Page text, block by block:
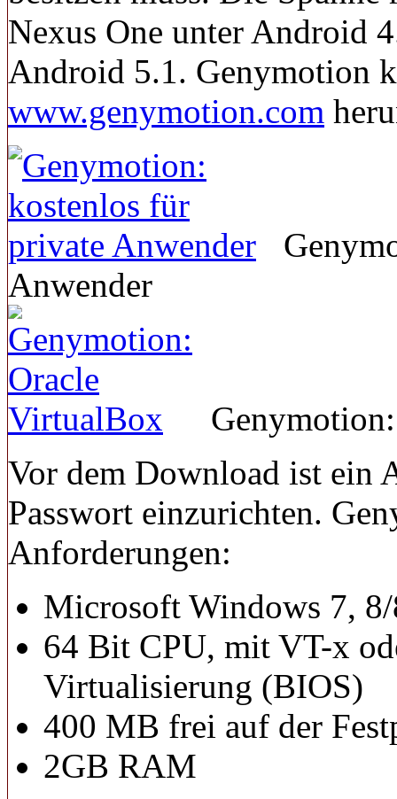
Nexus One unter Android
Android 5.1. Genymotion
www.genymotion.com
Anwender
Vor dem Download ist ein
Passwort einzurichten.
Anforderungen:
Microsoft Windows 7,
64 Bit CPU, mit VT-x
Virtualisierung (BIOS)
400 MB frei auf der
2GB RAM